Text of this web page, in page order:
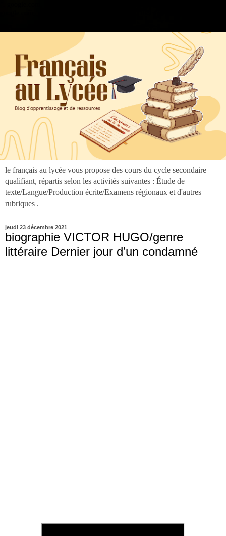
le français au lycée vous propose des cours du cycle secondaire
qualifiant, répartis selon les activités suivantes : Étude de
texte/Langue/Production écrite/Examens régionaux et d'autres
rubriques .
jeudi 23 décembre 2021
biographie VICTOR HUGO/genre
littéraire Dernier jour d’un condamné